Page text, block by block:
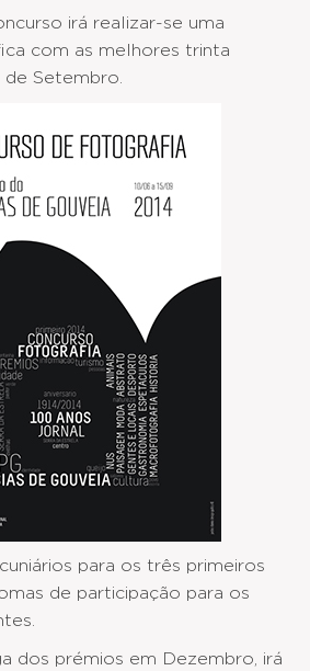
irá realizar-se uma
com as melhores trinta
Setembro.
para os três primeiros
de participação para os
dos prémios em Dezembro, irá